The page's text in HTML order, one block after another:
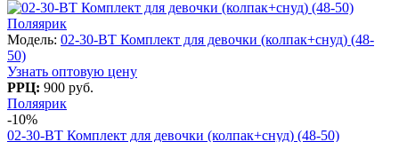
Поляярик
Модель: 02-30-BT Комплект для девочки (колпак+снуд) (48-
50)
Узнать оптовую цену
РРЦ: 900 руб.
Поляярик
-10%
02-30-BT Комплект для девочки (колпак+снуд) (48-50)